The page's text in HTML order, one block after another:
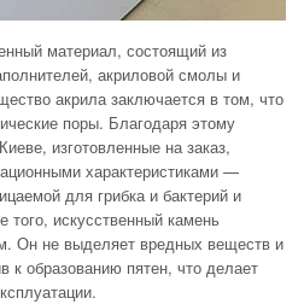
материал, состоящий из
акриловой смолы и
акрила заключается в том, что
поры. Благодаря этому
изготовленные на заказ,
характеристиками —
для грибка и бактерий и
того, искусственный камень
Он не выделяет вредных веществ и
к образованию пятен, что делает